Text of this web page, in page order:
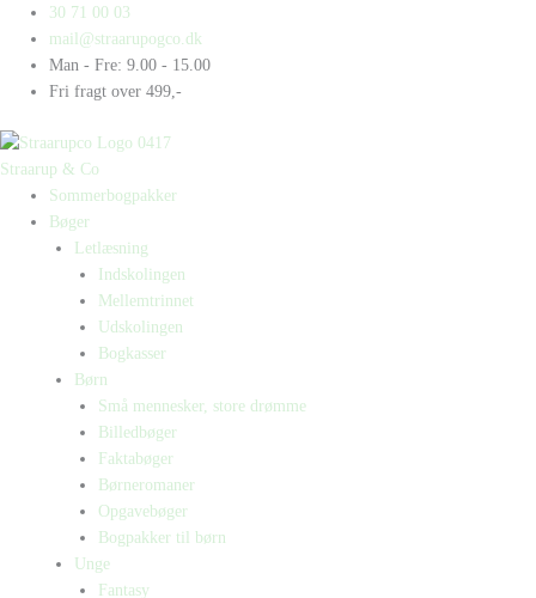
indholdet
30 71 00 03
mail@straarupogco.dk
Man - Fre: 9.00 - 15.00
Fri fragt over 499,-
Straarup & Co
Sommerbogpakker
Bøger
Letlæsning
Indskolingen
Mellemtrinnet
Udskolingen
Bogkasser
Børn
Små mennesker, store drømme
Billedbøger
Faktabøger
Børneromaner
Opgavebøger
Bogpakker til børn
Unge
Fantasy
Products
search
Products
search
Tiger
farlig